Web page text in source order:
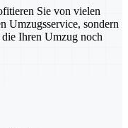
Sie von vielen
Umzugsservice, sondern
Ihren Umzug noch